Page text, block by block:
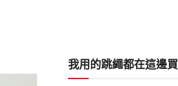
我用的跳繩都在這邊買